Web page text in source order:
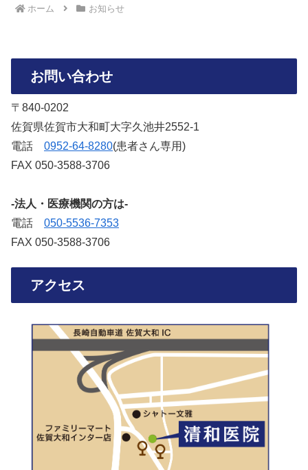
ホーム お知らせ
お問い合わせ
〒840-0202
佐賀県佐賀市大和町大字久池井2552-1
電話 ‭0952-64-8280‬(患者さん専用)
FAX 050-3588-3706‬
-法人・医療機関の方は-
電話 050-5536-7353‬
FAX 050-3588-3706‬
アクセス